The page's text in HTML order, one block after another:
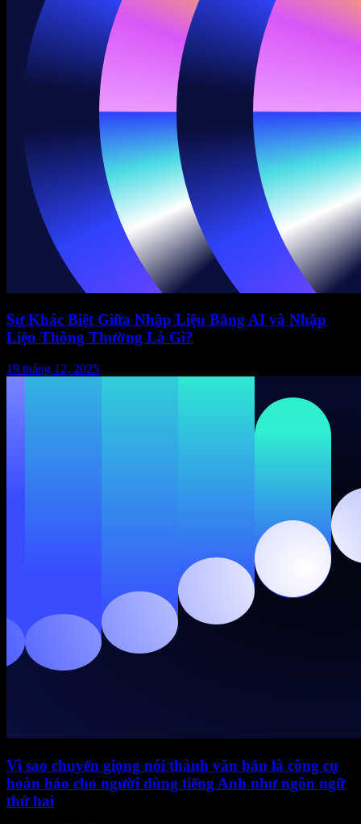
Sự Khác Biệt Giữa Nhập Liệu Bằng AI và Nhập
Liệu Thông Thường Là Gì?
19 tháng 12, 2025
Vì sao chuyển giọng nói thành văn bản là công cụ
hoàn hảo cho người dùng tiếng Anh như ngôn ngữ
thứ hai